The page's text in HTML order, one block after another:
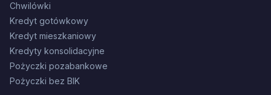
Chwilówki
Kredyt gotówkowy
Kredyt mieszkaniowy
Kredyty konsolidacyjne
Pożyczki pozabankowe
Pożyczki bez BIK